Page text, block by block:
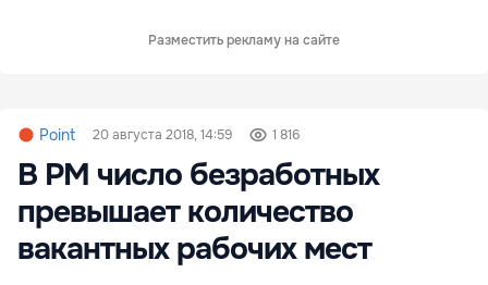
Разместить рекламу на сайте
Point 20 августа 2018, 14:59 1 816
В РМ число безработных
превышает количество
вакантных рабочих мест